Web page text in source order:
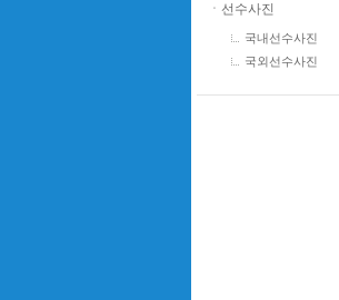
ㆍ선수사진
국내선수사진
국외선수사진